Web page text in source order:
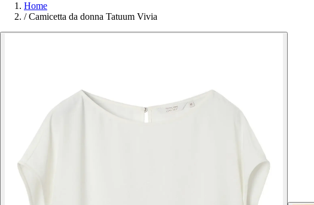
Home
/ Camicetta da donna Tatuum Vivia